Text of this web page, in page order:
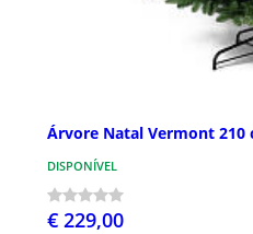
Árvore Natal Vermont 210
DISPONÍVEL
€ 229,00